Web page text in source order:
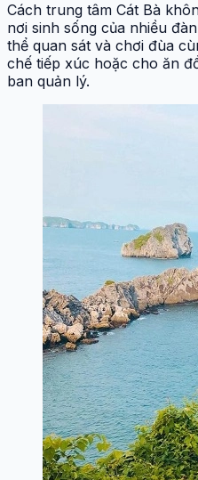
Cách trung tâm Cát Bà
nơi sinh sống của nhiều
thể quan sát và chơi đùa
chế tiếp xúc hoặc cho ăn
ban quản lý.